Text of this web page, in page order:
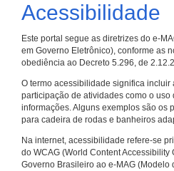
Acessibilidade
Este portal segue as diretrizes do e-
em Governo Eletrônico), conforme as
obediência ao Decreto 5.296, de
O termo acessibilidade significa
participação de atividades como o uso
informações. Alguns exemplos são os
para cadeira de rodas e banheiros
Na internet, acessibilidade refere-se
do WCAG (World Content
Governo Brasileiro ao e-MAG (Modelo